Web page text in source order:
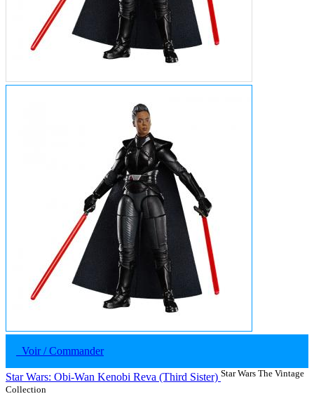
Voir / Commander
Star Wars: Obi-Wan Kenobi Reva (Third Sister) Star Wars The Vintage
Collection